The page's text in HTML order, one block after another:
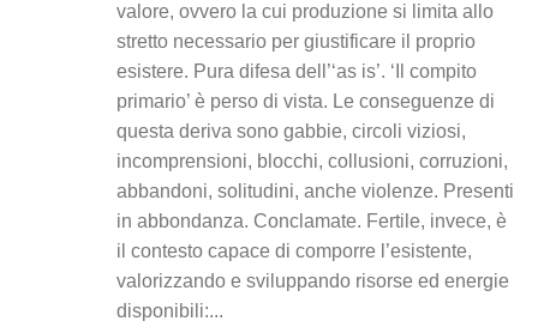
valore, ovvero la cui produzione si limita allo
stretto necessario per giustificare il proprio
esistere. Pura difesa dell’‘as is’. ‘Il compito
primario’ è perso di vista. Le conseguenze di
questa deriva sono gabbie, circoli viziosi,
incomprensioni, blocchi, collusioni, corruzioni,
abbandoni, solitudini, anche violenze. Presenti
in abbondanza. Conclamate. Fertile, invece, è
il contesto capace di comporre l’esistente,
valorizzando e sviluppando risorse ed energie
disponibili:...